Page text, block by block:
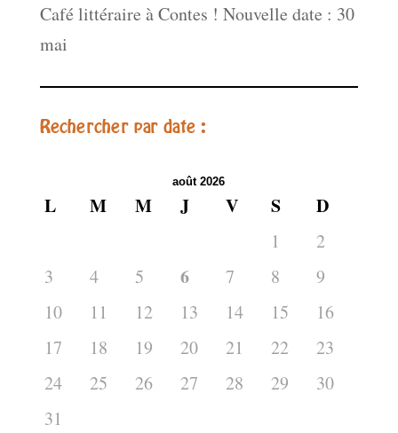
Café littéraire à Contes ! Nouvelle date : 30
mai
Rechercher par date :
août 2026
L M M J V S D
1
2
3
4 5 6 7 8
9
10
11 12 13 14 15
16
17
18 19 20 21 22
23
24
25 26 27 28 29
30
31